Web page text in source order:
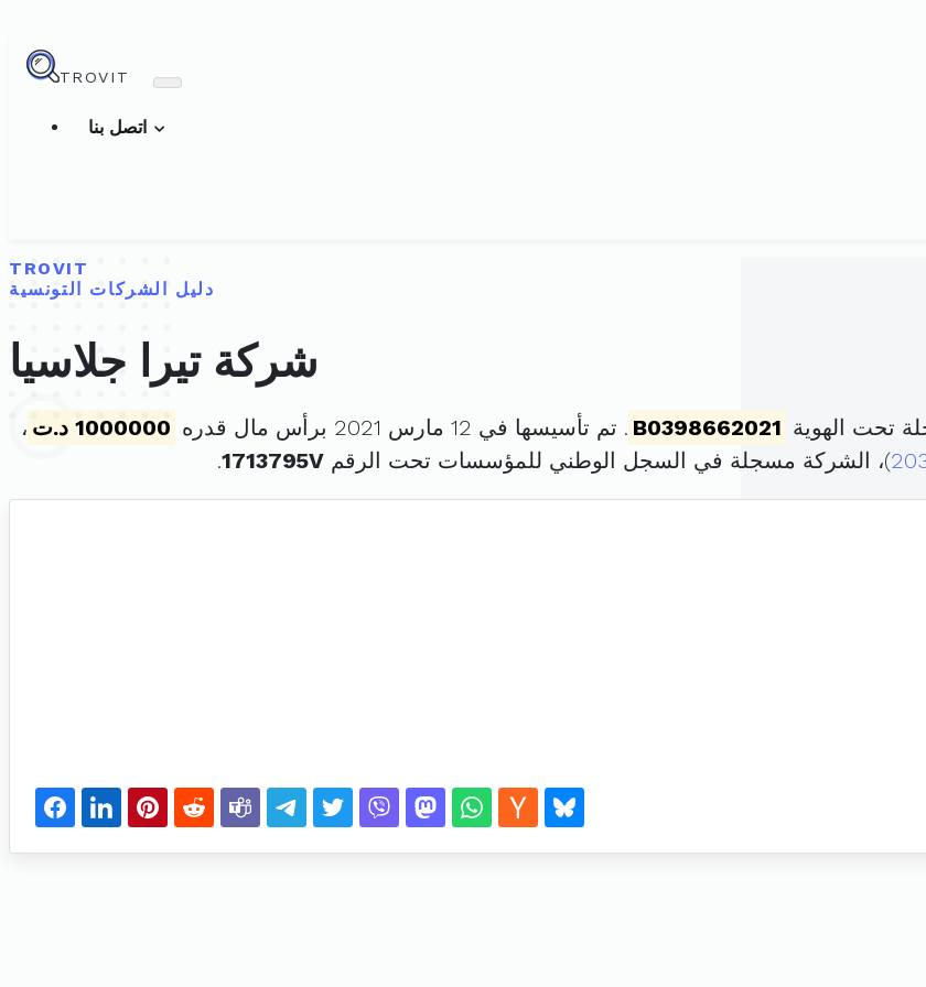
TROVIT
TROVIT
دليل الشركات التونسية
شركة تيرا جلاسيا
تحت الهوية B0398662021 . تم تأسيسها في 12 مارس 2021 برأس مال قدره 1000000 د.ت
،
)، الشركة مسجلة في السجل الوطني للمؤسسات تحت الرقم 1713795V
.